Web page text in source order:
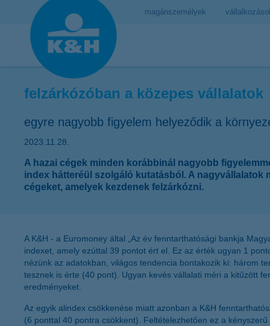
magánszemélyek
felzárkózóban a közepes vállalatok
egyre nagyobb figyelem helyeződik a
2023.11.28.
A hazai cégek minden korábbinál nagyobb
index hátteréül szolgáló kutatásból. A nagyvállalatok
cégeket, amelyek kezdenek felzárkózni.
A K&H - a Euromoney által „Az év fenntarthatósági bankja
indexet, amely ezúttal 39 pontot ért el. Ez az érték ugyan 1
nézünk az adatokban, világos tendencia bontakozik ki: három
tesznek is érte (40 pont). Ugyan kevés vállalati méri a kitűzött
eredményeket.
Az egyik alindex csökkenése miatt azonban a K&H
(6 ponttal 40 pontra csökkent). Feltételezhetően ez a kényszerű